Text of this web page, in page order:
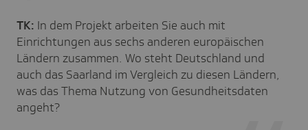
TK: In dem Projekt arbeiten Sie auch mit
Einrichtungen aus sechs anderen europäischen
Ländern zusammen. Wo steht Deutschland und
auch das Saarland im Vergleich zu diesen Ländern,
was das Thema Nutzung von Gesundheitsdaten
angeht?